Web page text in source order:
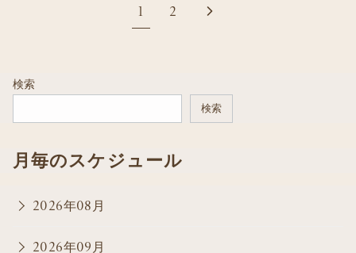
1 2
検索
検索
月毎のスケジュール
2026年08月
2026年09月